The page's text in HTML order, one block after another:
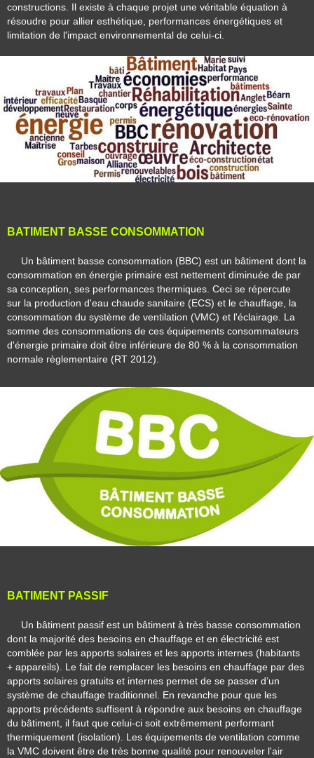
constructions. Il existe à chaque projet une véritable équation à
résoudre pour allier esthétique, performances énergétiques et
limitation de l'impact environnemental de celui-ci.
BATIMENT BASSE CONSOMMATION
Un bâtiment basse consommation (BBC) est un bâtiment dont la
consommation en énergie primaire est nettement diminuée de par
sa conception, ses performances thermiques. Ceci se répercute
sur la production d'eau chaude sanitaire (ECS) et le chauffage, la
consommation du système de ventilation (VMC) et l'éclairage. La
somme des consommations de ces équipements consommateurs
d'énergie primaire doit être inférieure de 80 % à la consommation
normale règlementaire (RT 2012).
BATIMENT PASSIF
Un bâtiment passif est un bâtiment à très basse consommation
dont la majorité des besoins en chauffage et en électricité est
comblée par les apports solaires et les apports internes (habitants
+ appareils). Le fait de remplacer les besoins en chauffage par des
apports solaires gratuits et internes permet de se passer d’un
système de chauffage traditionnel. En revanche pour que les
apports précédents suffisent à répondre aux besoins en chauffage
du bâtiment, il faut que celui-ci soit extrêmement performant
thermiquement (isolation). Les équipements de ventilation comme
la VMC doivent être de très bonne qualité pour renouveler l'air